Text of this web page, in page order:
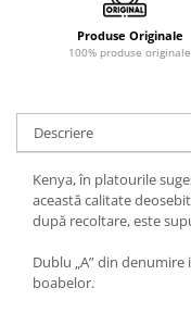
Produse Originale
100% produse originale
Descriere
Kenya, în platourile
această calitate
după recoltare, este
Dublu „A” din
boabelor.